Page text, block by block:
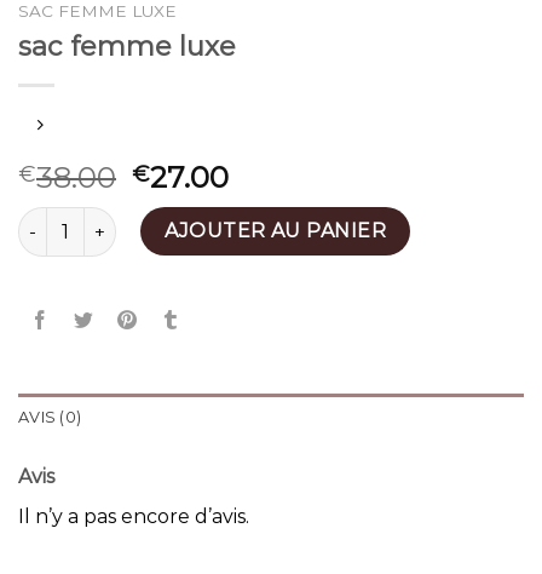
SAC FEMME LUXE
sac femme luxe
€38.00 €27.00
quantité de sac femme luxeAJOUTER AU PANIER
AVIS (0)
Avis
Il n’y a pas encore d’avis.